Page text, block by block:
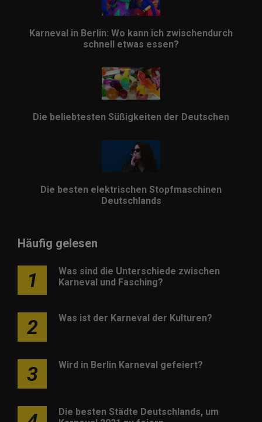
Karneval in Berlin: Wo kann ich zwischendurch
schnell etwas essen?
Die beliebtesten Süßigkeiten der Deutschen
Die besten elektrischen Stopfmaschinen
Deutschlands
Häufig gelesen
1
Was sind die Unterschiede zwischen
Karneval und Fasching?
2 Was ist der Karneval der Kulturen?
3 Wird in Berlin Karneval gefeiert?
Die besten Städte Deutschlands, um